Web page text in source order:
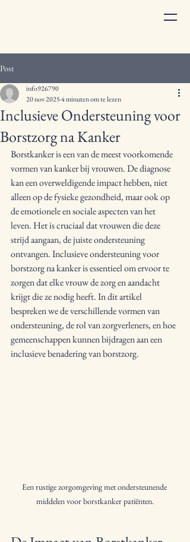
Post
Inclusieve Ondersteuning voor
Borstzorg na Kanker
info926790
20 nov 20254 minuten om te lezen
Borstkanker is een van de meest voorkomende
vormen van kanker bij vrouwen. De diagnose
kan een overweldigende impact hebben, niet
alleen op de fysieke gezondheid, maar ook op
de emotionele en sociale aspecten van het
leven. Het is cruciaal dat vrouwen die deze
strijd aangaan, de juiste ondersteuning
ontvangen. Inclusieve ondersteuning voor
borstzorg na kanker is essentieel om ervoor te
zorgen dat elke vrouw de zorg en aandacht
krijgt die ze nodig heeft. In dit artikel
bespreken we de verschillende vormen van
ondersteuning, de rol van zorgverleners, en hoe
gemeenschappen kunnen bijdragen aan een
inclusieve benadering van borstzorg.
Een rustige zorgomgeving met ondersteunende
middelen voor borstkanker patiënten.